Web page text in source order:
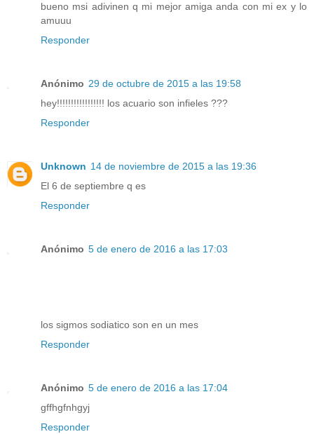
bueno msi adivinen q mi mejor amiga anda con mi ex y lo
amuuu
Responder
Anónimo 29 de octubre de 2015 a las 19:58
hey!!!!!!!!!!!!!!!!! los acuario son infieles ???
Responder
Unknown 14 de noviembre de 2015 a las 19:36
El 6 de septiembre q es
Responder
Anónimo 5 de enero de 2016 a las 17:03
los sigmos sodiatico son en un mes
Responder
Anónimo 5 de enero de 2016 a las 17:04
gffhgfnhgyj
Responder